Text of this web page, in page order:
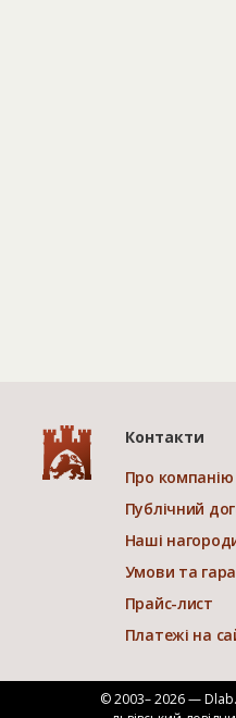
Контакти
Про компанію
Публічний
Наші
Умови та
Прайс-лист
Платежі на
© 2003– 2026 —